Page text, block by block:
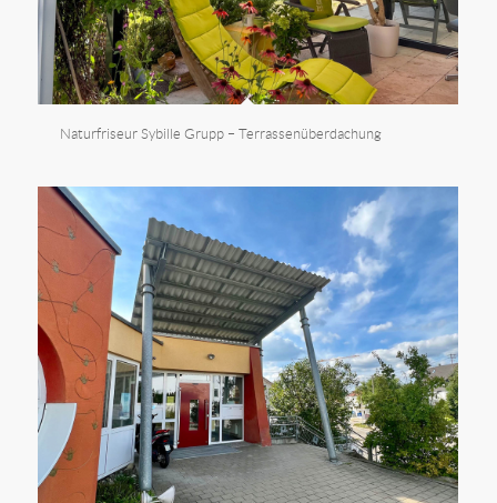
Naturfriseur Sybille Grupp – Terrassenüberdachung